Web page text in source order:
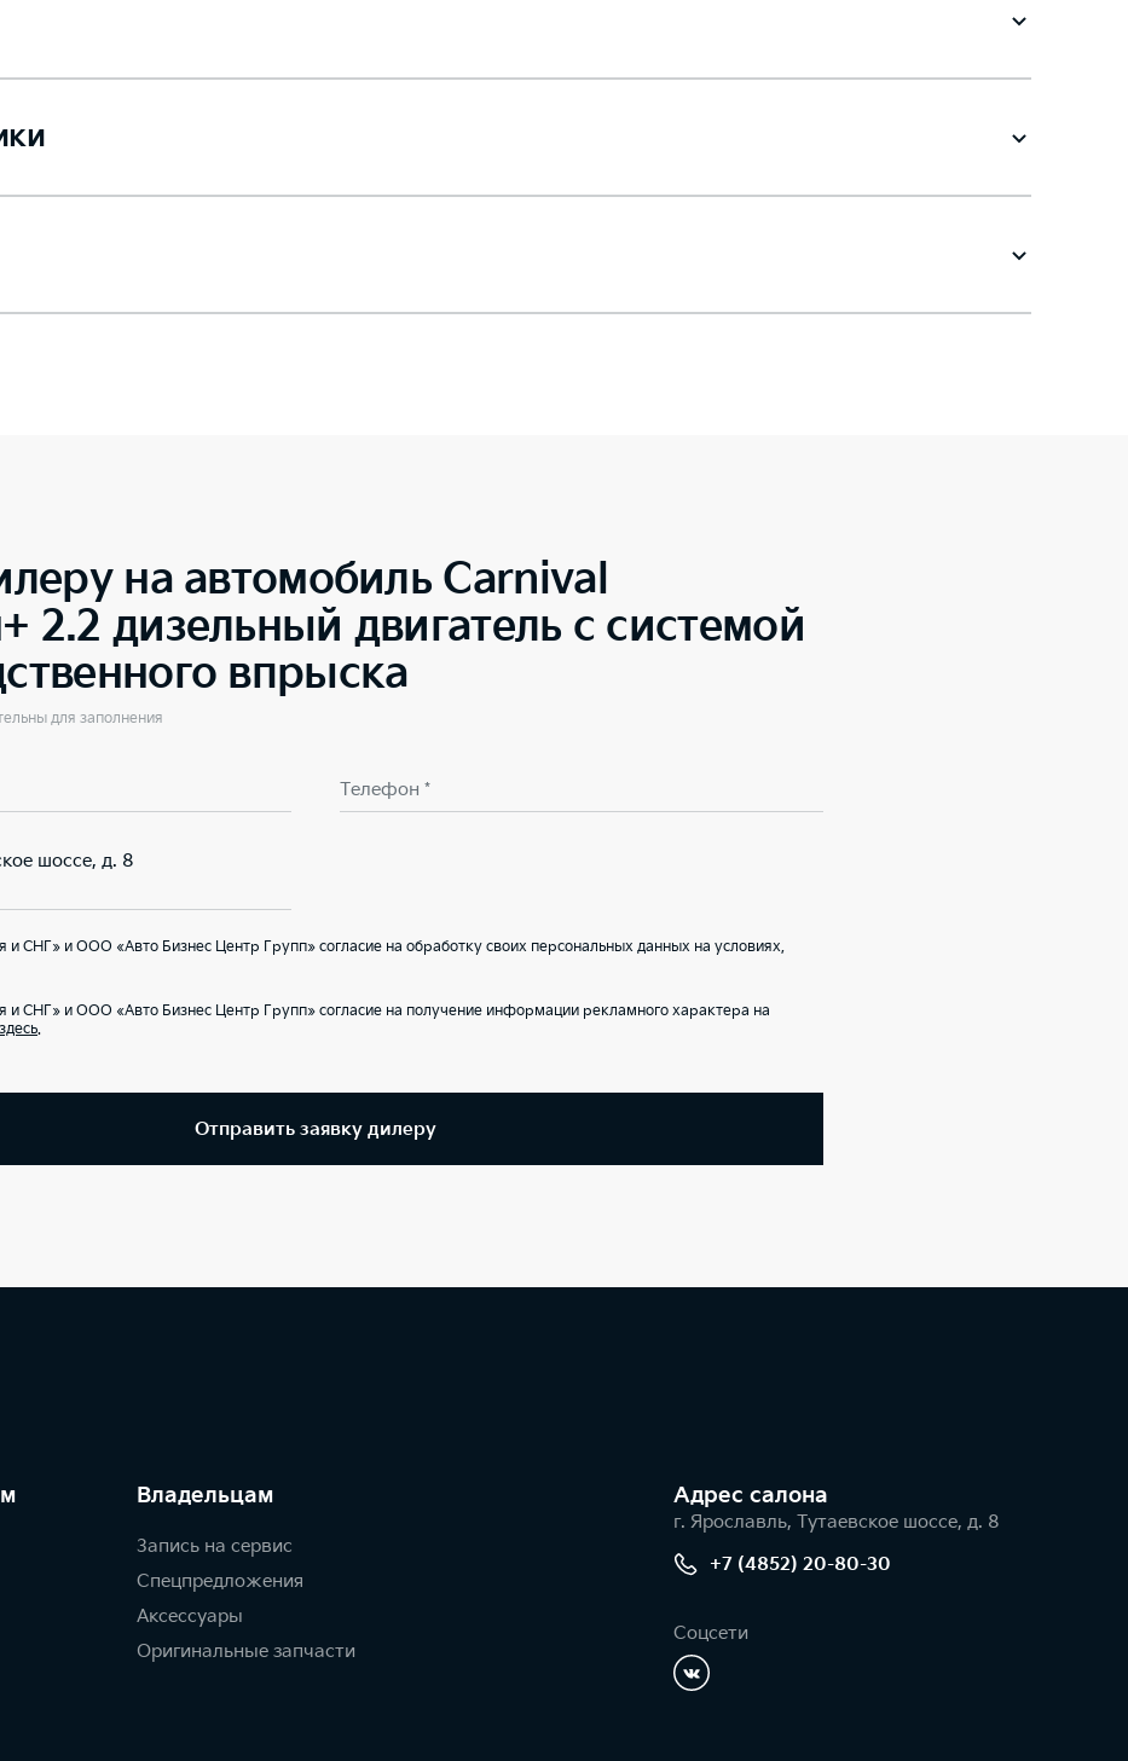
на автомобиль Carnival
2.2 дизельный двигатель с системой
впрыска
для заполнения
Телефон *
шоссе, д. 8
СНГ» и ООО «Авто Бизнес Центр Групп» согласие на обработку своих персональных данных на условиях,
СНГ» и ООО «Авто Бизнес Центр Групп» согласие на получение информации рекламного характера на
.
Отправить заявку дилеру
Владельцам
Запись на сервис
Спецпредложения
Аксессуары
Оригинальные запчасти
Адрес салонa
г. Ярославль, Тутаевское шоссе, д. 8
+7 (4852) 20-80-30
Соцсети